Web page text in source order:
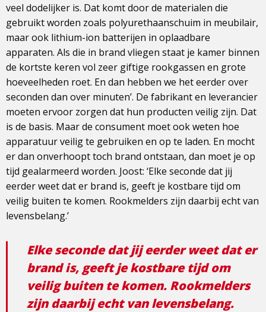
veel dodelijker is. Dat komt door de materialen die
gebruikt worden zoals polyurethaanschuim in meubilair,
maar ook lithium-ion batterijen in oplaadbare
apparaten. Als die in brand vliegen staat je kamer binnen
de kortste keren vol zeer giftige rookgassen en grote
hoeveelheden roet. En dan hebben we het eerder over
seconden dan over minuten’. De fabrikant en leverancier
moeten ervoor zorgen dat hun producten veilig zijn. Dat
is de basis. Maar de consument moet ook weten hoe
apparatuur veilig te gebruiken en op te laden. En mocht
er dan onverhoopt toch brand ontstaan, dan moet je op
tijd gealarmeerd worden. Joost: ‘Elke seconde dat jij
eerder weet dat er brand is, geeft je kostbare tijd om
veilig buiten te komen. Rookmelders zijn daarbij echt van
levensbelang.’
Elke seconde dat jij eerder weet dat er
brand is, geeft je kostbare tijd om
veilig buiten te komen. Rookmelders
zijn daarbij echt van levensbelang.